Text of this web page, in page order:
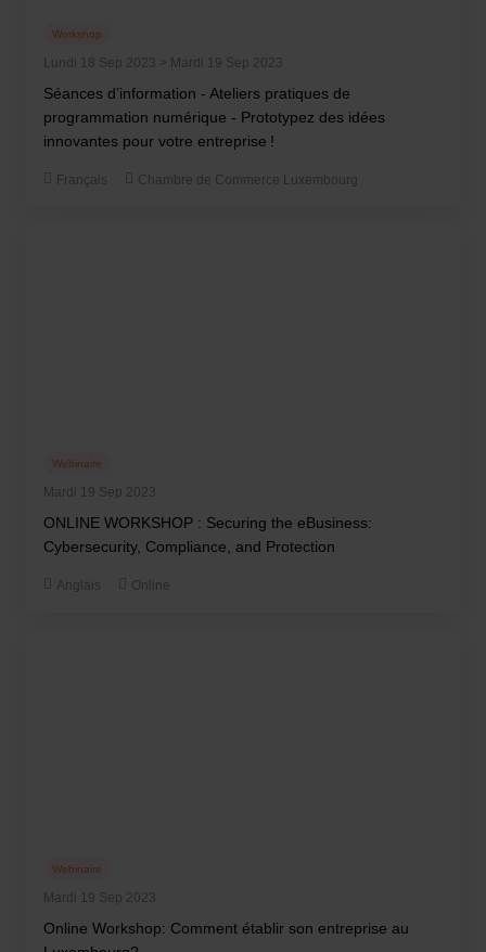
Lundi 18 Sep 2023 > Mardi 19 Sep 2023
Workshop
Séances d’information - Ateliers pratiques de
programmation numérique - Prototypez des idées
innovantes pour votre entreprise !
Français Chambre de Commerce Luxembourg
Mardi 19 Sep 2023
Webinaire
ONLINE WORKSHOP : Securing the eBusiness:
Cybersecurity, Compliance, and Protection
Anglais Online
Mardi 19 Sep 2023
Webinaire
Online Workshop: Comment établir son entreprise au